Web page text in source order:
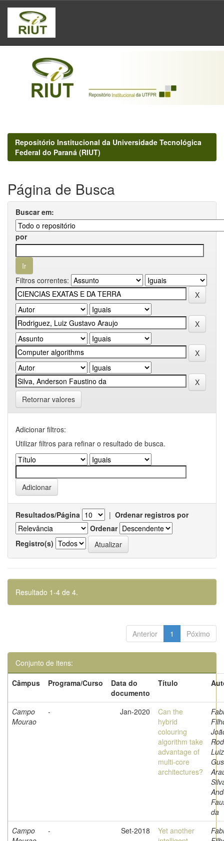
Skip
navigation
Repositório Institucional da Universidade Tecnológica
Federal do Paraná (RIUT)
Página de Busca
Buscar em:
por
Filtros correntes:
Retornar valores
Adicionar filtros:
Utilizar filtros para refinar o resultado de busca.
Resultados/Página | Ordenar registros por
Ordenar
Registro(s)
Resultado 1-4 de 4.
Anterior 1 Póximo
Conjunto de itens:
Câmpus
Programa/Curso
Data do
documento
Título
Campo
Mourao
- Jan-2020
Can the
hybrid
colouring
algorithm take
advantage of
multi-core
architectures?
Luiz
da
Campo
- Set-2018
Yet another